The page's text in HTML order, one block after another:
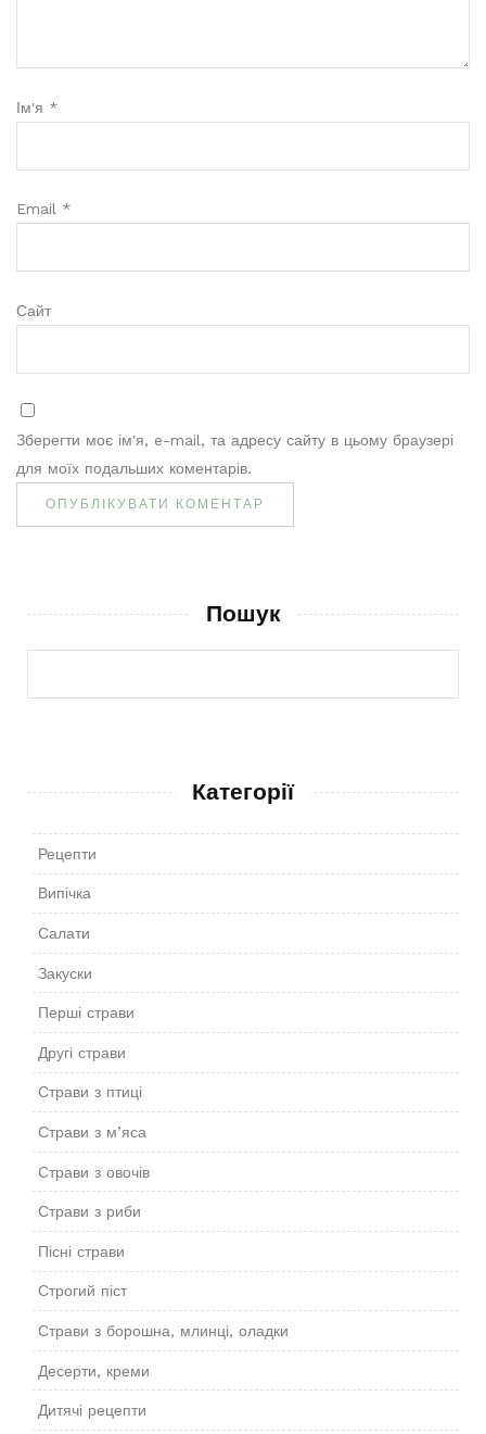
Ім'я *
Email *
Сайт
Зберегти моє ім'я, e-mail, та адресу сайту в цьому браузері
для моїх подальших коментарів.
Пошук
Категорії
Рецепти
Випічка
Салати
Закуски
Перші страви
Другі страви
Страви з птиці
Страви з м’яса
Страви з овочів
Страви з риби
Пісні страви
Строгий піст
Страви з борошна, млинці, оладки
Десерти, креми
Дитячі рецепти